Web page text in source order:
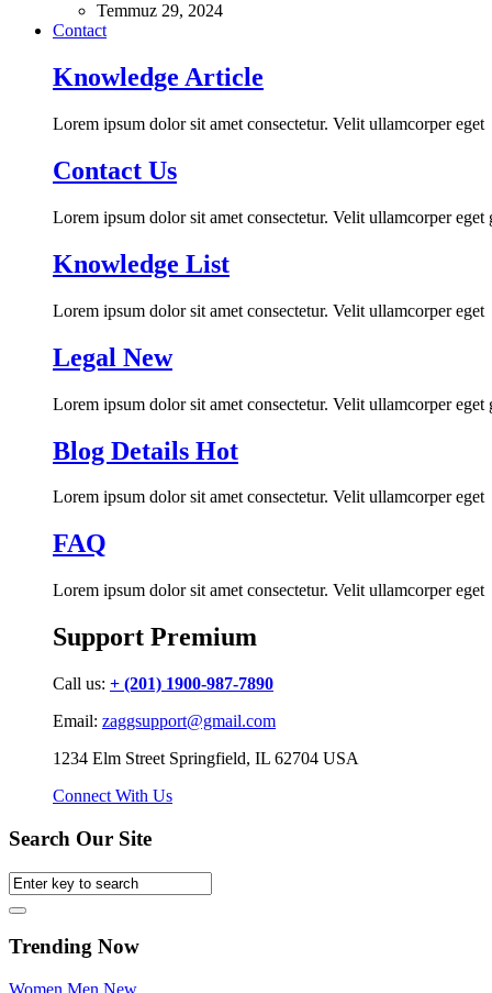
Temmuz 29, 2024
Contact
Knowledge Article
Lorem ipsum dolor sit amet consectetur. Velit ullamcorper eget
Contact Us
Lorem ipsum dolor sit amet consectetur. Velit ullamcorper
Knowledge List
Lorem ipsum dolor sit amet consectetur. Velit ullamcorper eget
Legal New
Lorem ipsum dolor sit amet consectetur. Velit ullamcorper
Blog Details Hot
Lorem ipsum dolor sit amet consectetur. Velit ullamcorper eget
FAQ
Lorem ipsum dolor sit amet consectetur. Velit ullamcorper eget
Support Premium
Call us: + (201) 1900-987-7890
Email: zaggsupport@gmail.com
1234 Elm Street Springfield, IL 62704 USA
Connect With Us
Search Our Site
Trending Now
Women Men New